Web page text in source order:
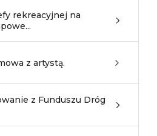
rekreacyjnej na
z artystą.
z Funduszu Dróg